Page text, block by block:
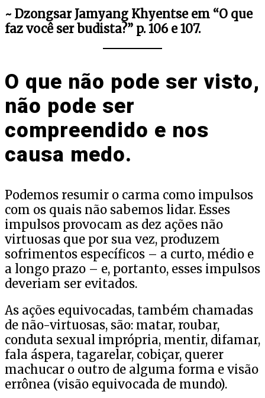
~ Dzongsar Jamyang Khyentse em “O que
faz você ser budista?” p. 106 e 107.
O que não pode ser visto,
não pode ser
compreendido e nos
causa medo.
Podemos resumir o carma como impulsos
com os quais não sabemos lidar. Esses
impulsos provocam as dez ações não
virtuosas que por sua vez, produzem
sofrimentos específicos – a curto, médio e
a longo prazo – e, portanto, esses impulsos
deveriam ser evitados.
As ações equivocadas, também chamadas
de não-virtuosas, são: matar, roubar,
conduta sexual imprópria, mentir, difamar,
fala áspera, tagarelar, cobiçar, querer
machucar o outro de alguma forma e visão
errônea (visão equivocada de mundo).